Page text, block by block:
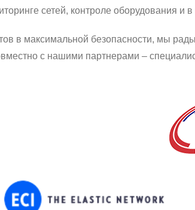
сетей, контроле оборудования и в
в максимальной безопасности, мы
с нашими партнерами –